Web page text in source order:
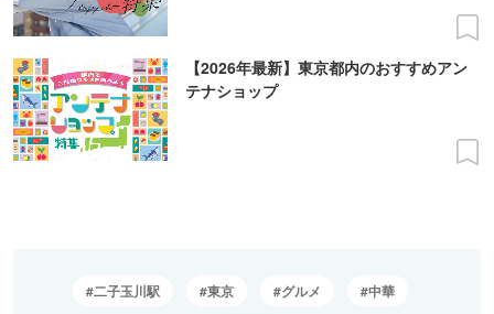
【2026年最新】東京都内のおすすめアン
テナショップ
二子玉川駅 東京 グルメ 中華